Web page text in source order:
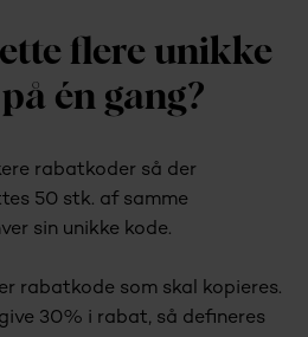
flere unikke
én gang?
rabatkoder så der
50 stk. af samme
sin unikke kode.
rabatkode som skal kopieres.
30% i rabat, så defineres